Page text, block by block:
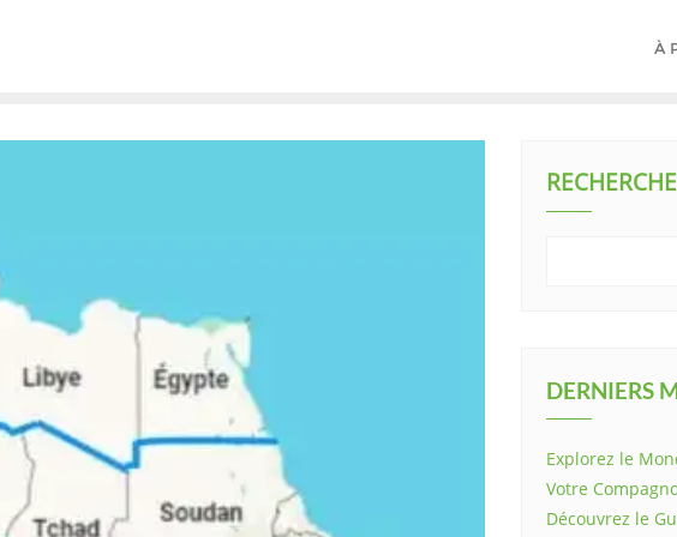
À
DERNIERS
Explorez le
Votre
Découvrez le